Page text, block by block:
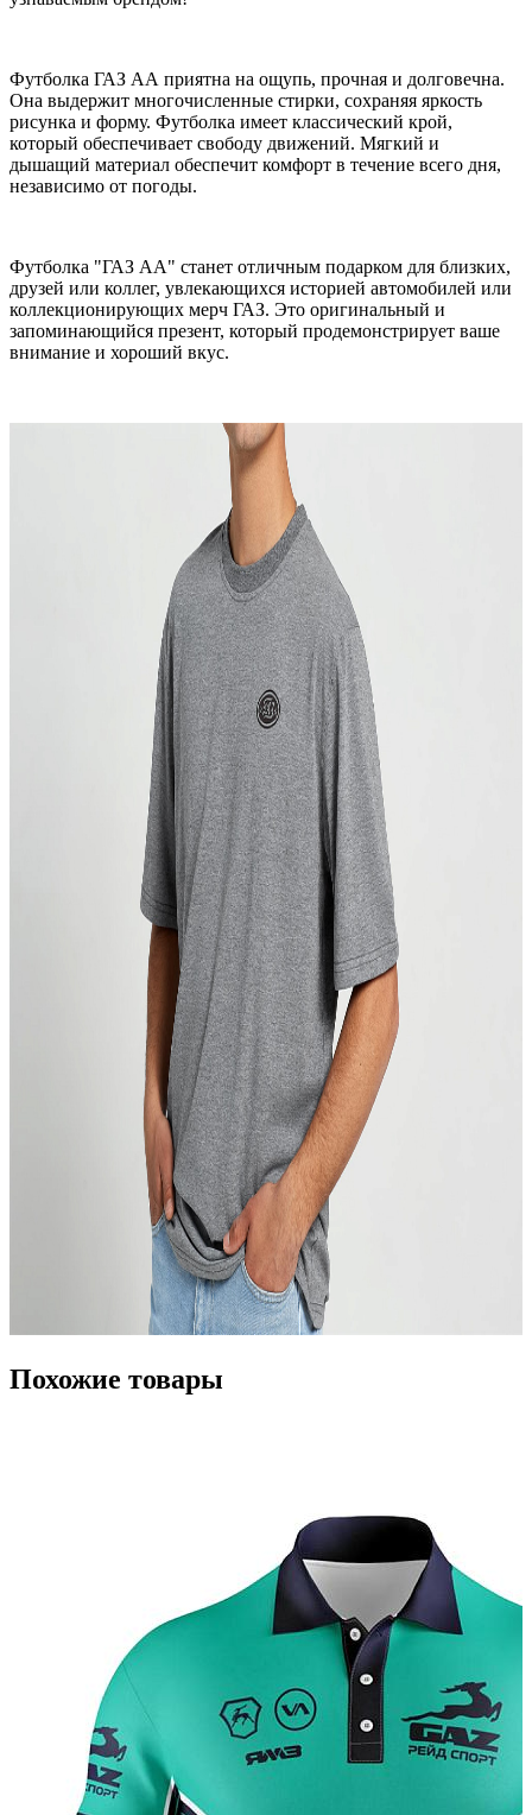
Футболка ГАЗ АА приятна на ощупь, прочная и долговечна.
Она выдержит многочисленные стирки, сохраняя яркость
рисунка и форму. Футболка имеет классический крой,
который обеспечивает свободу движений. Мягкий и
дышащий материал обеспечит комфорт в течение всего дня,
независимо от погоды.
Футболка "ГАЗ АА" станет отличным подарком для близких,
друзей или коллег, увлекающихся историей автомобилей или
коллекционирующих мерч ГАЗ. Это оригинальный и
запоминающийся презент, который продемонстрирует ваше
внимание и хороший вкус.
Похожие товары